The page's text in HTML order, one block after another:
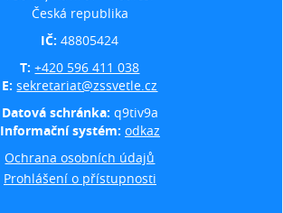
Česká republika
IČ:48805424
T:+420 596 411 038
E:sekretariat@zssvetle.cz
Datová schránka: q9tiv9a
Informační systém: odkaz
Ochrana osobních údajů
Prohlášení o přístupnosti